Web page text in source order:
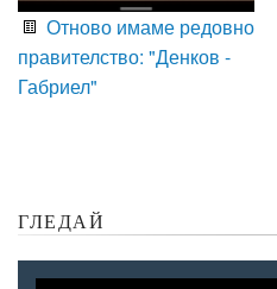
Отново имаме редовно
правителство: "Денков -
Габриел"
ГЛЕДАЙ